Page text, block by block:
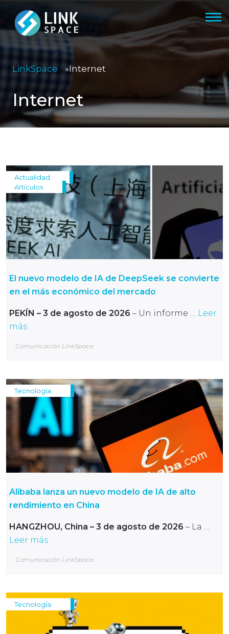
LinkSpace »Internet
Internet
Actualidad
Artículos
El nuevo modelo de IA de DeepSeek se convierte
en el más económico del mercado
PEKÍN – 3 de agosto de 2026 – Un informe … Leer
más
Comunicación LinkSpace
Tecnología
Alibaba lanza un nuevo modelo de IA de alto
rendimiento en China
HANGZHOU, China – 3 de agosto de 2026 – La …
Leer más
Comunicación LinkSpace
Tecnología